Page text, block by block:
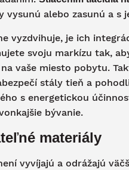
vysunú alebo zasunú a
vyzdvihuje, je ich
svoju markízu tak,
vaše miesto pobytu.
stály tieň a
s energetickou
bývanie.
materiály
vyvíjajú a odrážajú